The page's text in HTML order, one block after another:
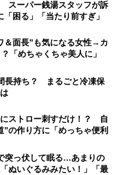
スーパー銭湯スタッフが訴
困る」「当たり前すぎ」
＆面長”も気になる女性→カ
「めちゃくちゃ美人に」
長持ち？ まるごと冷凍保
にストロー刺すだけ！？ 自
の作り方に「めっちゃ便利
突っ伏して眠る…あまりの
ぬいぐるみみたい！」「最